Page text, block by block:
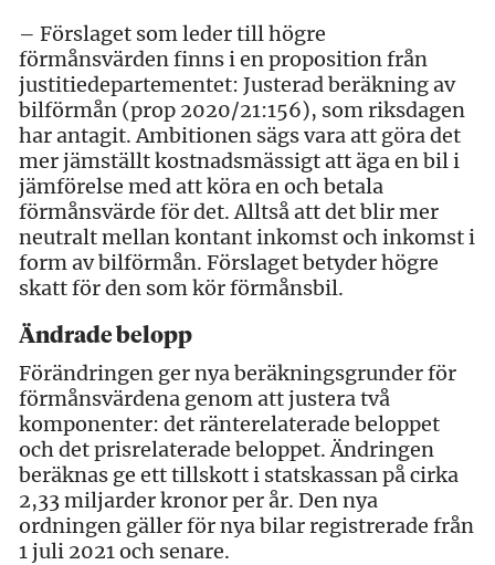
– Förslaget som leder till högre
förmånsvärden finns i en proposition från
justitiedepartementet: Justerad beräkning av
bilförmån (prop 2020/21:156), som riksdagen
har antagit. Ambitionen sägs vara att göra det
mer jämställt kostnadsmässigt att äga en bil i
jämförelse med att köra en och betala
förmånsvärde för det. Alltså att det blir mer
neutralt mellan kontant inkomst och inkomst i
form av bilförmån. Förslaget betyder högre
skatt för den som kör förmånsbil.
Ändrade belopp
Förändringen ger nya beräkningsgrunder för
förmånsvärdena genom att justera två
komponenter: det ränterelaterade beloppet
och det prisrelaterade beloppet. Ändringen
beräknas ge ett tillskott i statskassan på cirka
2,33 miljarder kronor per år. Den nya
ordningen gäller för nya bilar registrerade från
1 juli 2021 och senare.